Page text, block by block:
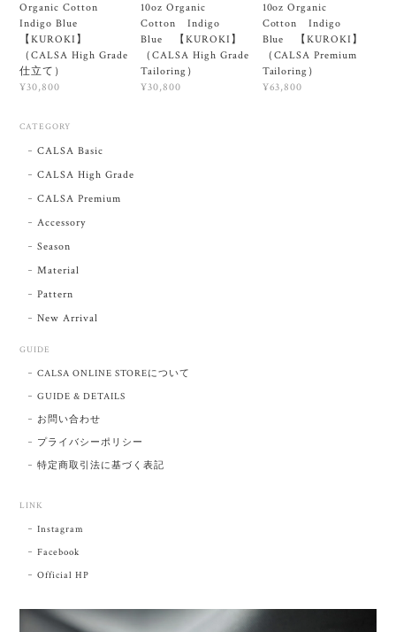
Organic Cotton
Indigo Blue
【KUROKI】
（CALSA High Grade
仕立て）
¥30,800
10oz Organic
Cotton Indigo
Blue 【KUROKI】
（CALSA High Grade
Tailoring）
¥30,800
10oz Organic
Cotton Indigo
Blue 【KUROKI】
（CALSA Premium
Tailoring）
¥63,800
CATEGORY
CALSA Basic
CALSA High Grade
CALSA Premium
Accessory
Season
Material
Pattern
New Arrival
GUIDE
CALSA ONLINE STOREについて
GUIDE & DETAILS
お問い合わせ
プライバシーポリシー
特定商取引法に基づく表記
LINK
Instagram
Facebook
Official HP